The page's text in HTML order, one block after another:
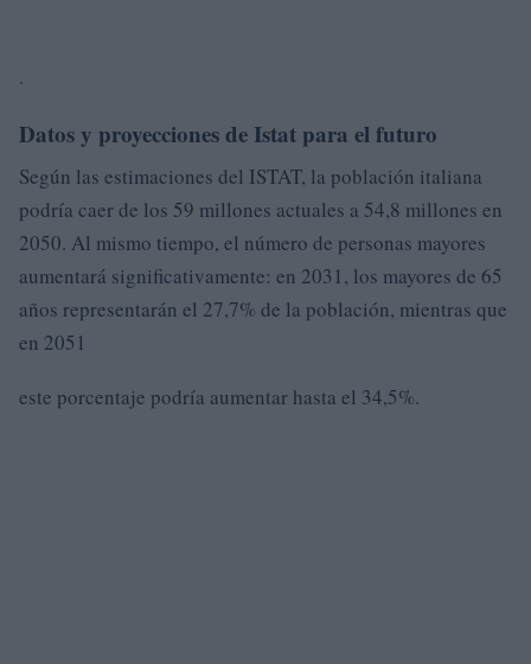
.
Datos y proyecciones de Istat para el futuro
Según las estimaciones del ISTAT, la población italiana
podría caer de los 59 millones actuales a 54,8 millones en
2050. Al mismo tiempo, el número de personas mayores
aumentará significativamente: en 2031, los mayores de 65
años representarán el 27,7% de la población, mientras que
en 2051
este porcentaje podría aumentar hasta el 34,5%.